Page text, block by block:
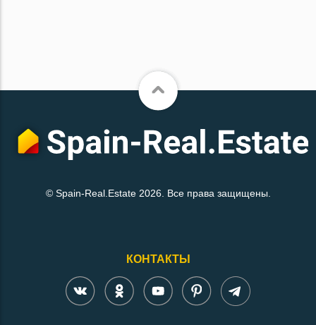
© Spain-Real.Estate 2026. Все права защищены.
КОНТАКТЫ